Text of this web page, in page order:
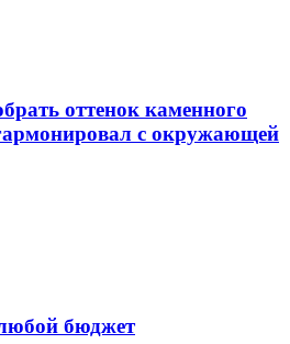
оттенок каменного
с окружающей
бюджет